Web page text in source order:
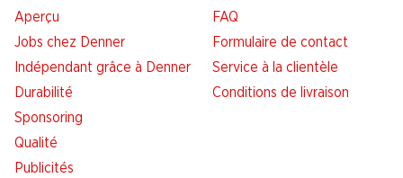
Aperçu
Jobs chez Denner
Indépendant grâce à Denner
Durabilité
Sponsoring
Qualité
Publicités
FAQ
Formulaire de contact
Service à la clientèle
Conditions de livraison